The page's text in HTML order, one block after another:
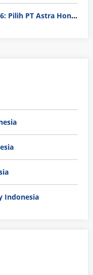
Gaji Operator Produksi 2026: Pilih PT Astra Honda Motor (AHM) atau Manufaktur di Jepang?
Indonesia